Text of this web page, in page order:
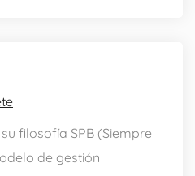
filosofía SPB (Siempre
de gestión